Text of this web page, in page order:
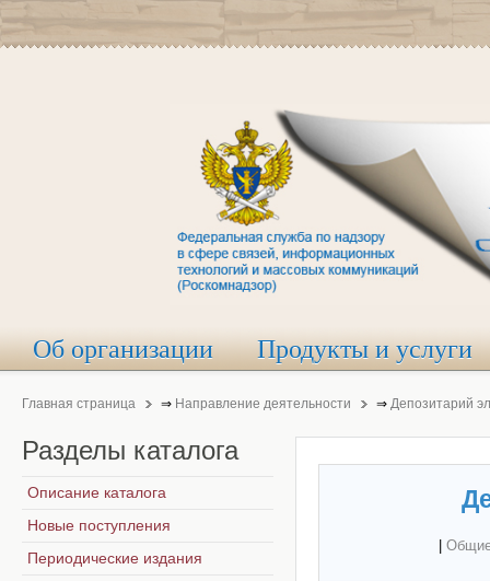
Об организации Продукты и услуги
Главная страница ⇒ Направление деятельности ⇒ Депозитарий
Разделы каталога
Описание каталога
Новые поступления
Периодические издания